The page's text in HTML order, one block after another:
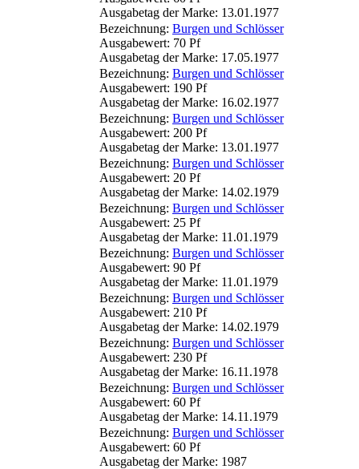
Ausgabetag der Marke: 13.01.1977
Bezeichnung: Burgen und Schlösser
Ausgabewert: 70 Pf
Ausgabetag der Marke: 17.05.1977
Bezeichnung: Burgen und Schlösser
Ausgabewert: 190 Pf
Ausgabetag der Marke: 16.02.1977
Bezeichnung: Burgen und Schlösser
Ausgabewert: 200 Pf
Ausgabetag der Marke: 13.01.1977
Bezeichnung: Burgen und Schlösser
Ausgabewert: 20 Pf
Ausgabetag der Marke: 14.02.1979
Bezeichnung: Burgen und Schlösser
Ausgabewert: 25 Pf
Ausgabetag der Marke: 11.01.1979
Bezeichnung: Burgen und Schlösser
Ausgabewert: 90 Pf
Ausgabetag der Marke: 11.01.1979
Bezeichnung: Burgen und Schlösser
Ausgabewert: 210 Pf
Ausgabetag der Marke: 14.02.1979
Bezeichnung: Burgen und Schlösser
Ausgabewert: 230 Pf
Ausgabetag der Marke: 16.11.1978
Bezeichnung: Burgen und Schlösser
Ausgabewert: 60 Pf
Ausgabetag der Marke: 14.11.1979
Bezeichnung: Burgen und Schlösser
Ausgabewert: 60 Pf
Ausgabetag der Marke: 1987